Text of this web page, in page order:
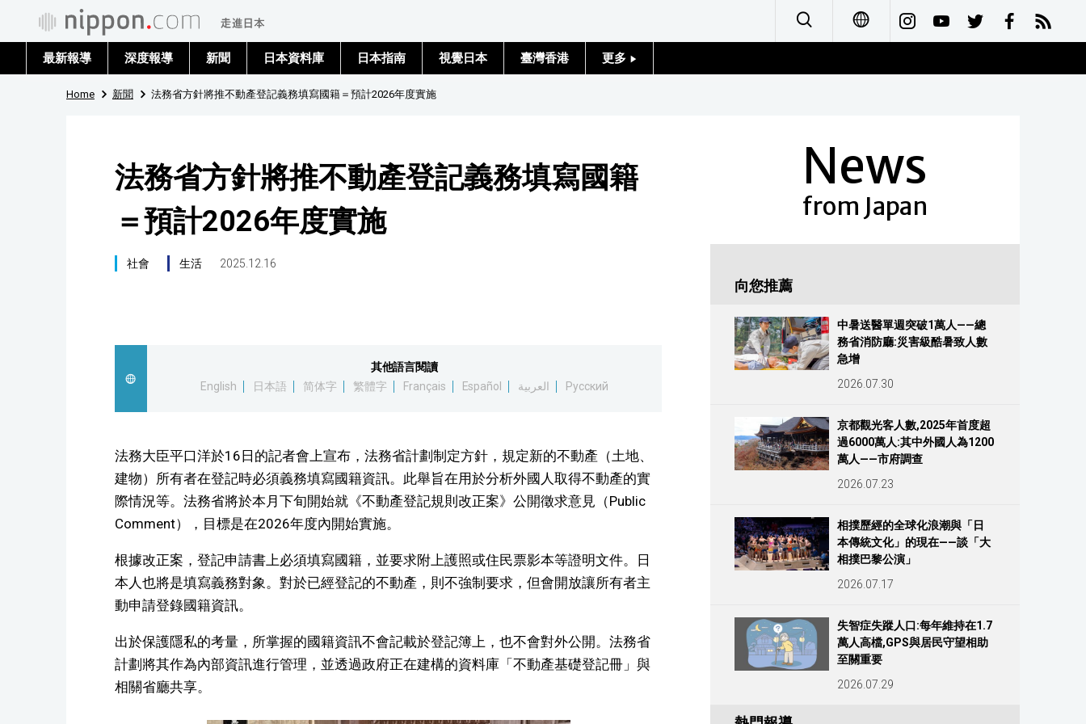
Français
最新報導 深度報導 新聞 日本資料庫 日本指南 視覺日本 臺灣香港 更多
政治外交
生活
東京
編輯部通知
Home 新聞 法務省方針將推不動產登記義務填寫國籍＝預計2026年度實施
法務省方針將推不動產登記義務填寫國籍
＝預計2026年度實施
社會 生活 2025.12.16
其他語言閱讀
English
日本語 简体字 繁體字 Français Español العربية Русский
法務大臣平口洋於16日的記者會上宣布，法務省計劃制定方針，規定新的不動產（土地、
建物）所有者在登記時必須義務填寫國籍資訊。此舉旨在用於分析外國人取得不動產的實
際情況等。法務省將於本月下旬開始就《不動產登記規則改正案》公開徵求意見（Public
Comment），目標是在2026年度內開始實施。
根據改正案，登記申請書上必須填寫國籍，並要求附上護照或住民票影本等證明文件。日
本人也將是填寫義務對象。對於已經登記的不動產，則不強制要求，但會開放讓所有者主
動申請登錄國籍資訊。
出於保護隱私的考量，所掌握的國籍資訊不會記載於登記簿上，也不會對外公開。法務省
計劃將其作為內部資訊進行管理，並透過政府正在建構的資料庫「不動產基礎登記冊」與
相關省廳共享。
News
from Japan
向您推薦
中暑送醫單週突破1萬人——總
務省消防廳:災害級酷暑致人數
急增
2026.07.30
京都觀光客人數,2025年首度超
過6000萬人:其中外國人為1200
萬人——市府調查
2026.07.23
相撲歷經的全球化浪潮與「日
本傳統文化」的現在——談「大
相撲巴黎公演」
2026.07.17
失智症失蹤人口:每年維持在1.7
萬人高檔,GPS與居民守望相助
至關重要
2026.07.29